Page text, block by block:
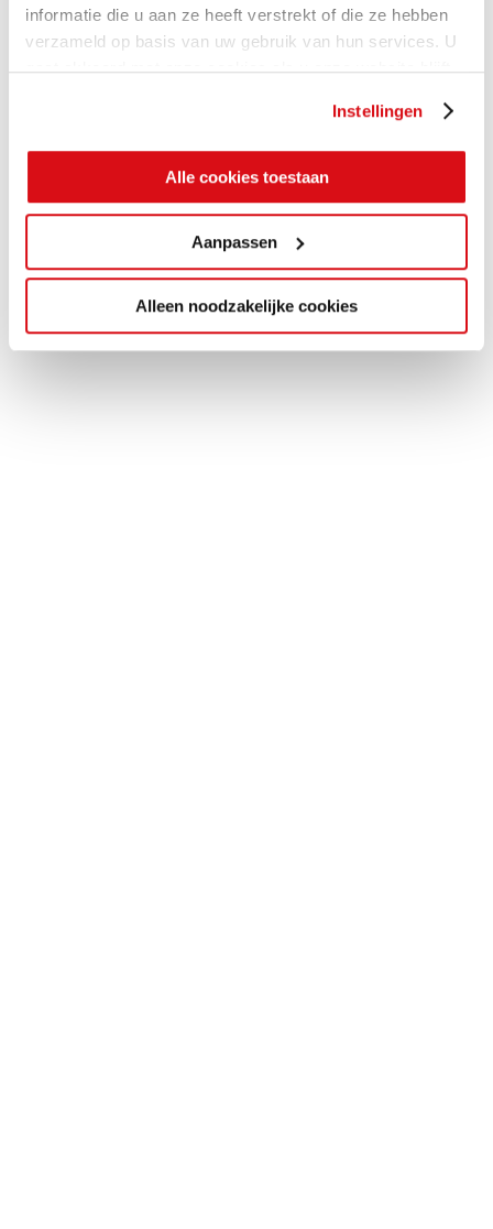
informatie die u aan ze heeft verstrekt of die ze hebben
verzameld op basis van uw gebruik van hun services. U
gaat akkoord met onze cookies als u onze website blijft
Instellingen
Alle cookies toestaan
Aanpassen
Alleen noodzakelijke cookies